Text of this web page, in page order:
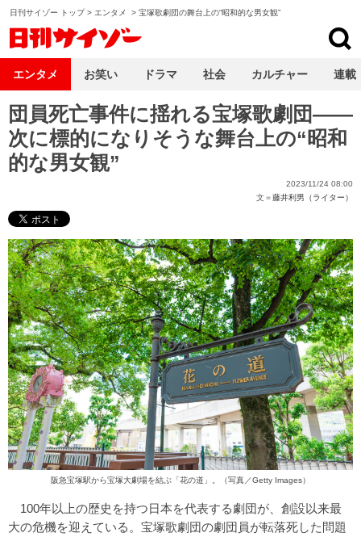
日刊サイゾー トップ> エンタメ > 宝塚歌劇団の舞台上の“昭和的な男女観”
団員死亡事件に揺れる宝塚歌劇団――
次に標的になりそうな舞台上の“昭和
的な男女観”
2023/11/24 08:00
文＝藤井利男（ライター）
阪急宝塚駅から宝塚大劇場を結ぶ「花の道」。（写真／Getty Images）
100年以上の歴史を持つ日本を代表する劇団が、創設以来最
大の危機を迎えている。宝塚歌劇団の劇団員が転落死した問題
エンタメ お笑い ドラマ 社会 カルチャー 連載